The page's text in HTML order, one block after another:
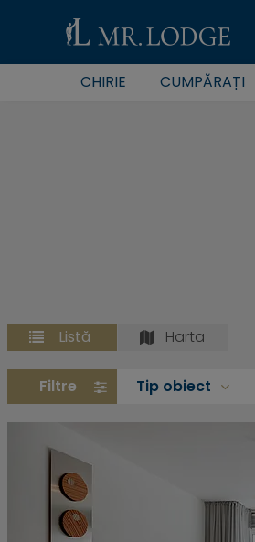
CHIRIE CUMPĂRAȚI
Listă
Harta
Filtre Tip obiect